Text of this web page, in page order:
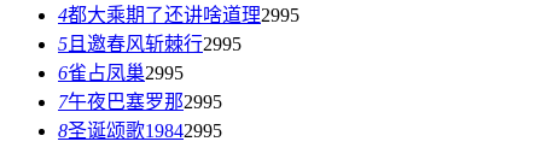
4都大乘期了还讲啥道理2995
5 且邀春风斩棘行2995
6雀占凤巢2995
7午夜巴塞罗那2995
8圣诞颂歌19842995